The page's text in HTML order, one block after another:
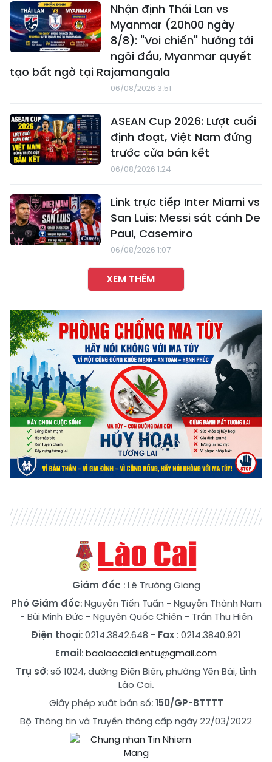
Nhận định Thái Lan vs
Myanmar (20h00 ngày
8/8): "Voi chiến" hướng tới
ngôi đầu, Myanmar quyết
tạo bất ngờ tại Rajamangala
06/08/2026 3:51
ASEAN Cup 2026: Lượt cuối
định đoạt, Việt Nam đứng
trước cửa bán kết
06/08/2026 1:24
Link trực tiếp Inter Miami vs
San Luis: Messi sát cánh De
Paul, Casemiro
06/08/2026 1:07
XEM THÊM
Giám đốc : Lê Trường Giang
Phó Giám đốc:Nguyễn Tiến Tuấn - Nguyễn Thành Nam
- Bùi Minh Đức- Nguyễn Quốc Chiến - Trần Thu Hiền
Điện thoại: 0214.3842.648 - Fax : 0214.3840.921
Email:baolaocaidientu@gmail.com
Trụ sở: số 1024, đường Điện Biên, phường Yên Bái, tỉnh
Lào Cai.
Giấy phép xuất bản số:150/GP-BTTTT
Bộ Thông tin và Truyền thông cấp ngày 22/03/2022